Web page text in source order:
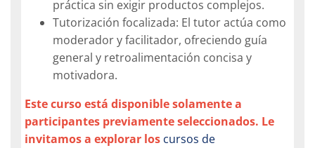
práctica sin exigir productos complejos.
Tutorización focalizada: El tutor actúa como
moderador y facilitador, ofreciendo guía
general y retroalimentación concisa y
motivadora.
Este curso está disponible solamente a
participantes previamente seleccionados. Le
invitamos a explorar los cursos de